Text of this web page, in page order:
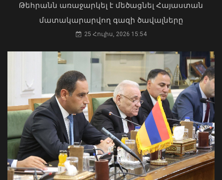
Երևանում անցկացվեց
հաշմանդամություն ունեցող անձանց
միջազգային մարզական փառատոնը
06 Օգոստոս, 2026 20:00
Բաբաջանյան
31 Հուլիս, 2026 12:08
Մկրտության արարողությունից հետո
Թեհրանն առաջարկել է մեծացնել Հայաստան
մատակարարվող գազի ծավալները
25 Հուլիս, 2026 15:54